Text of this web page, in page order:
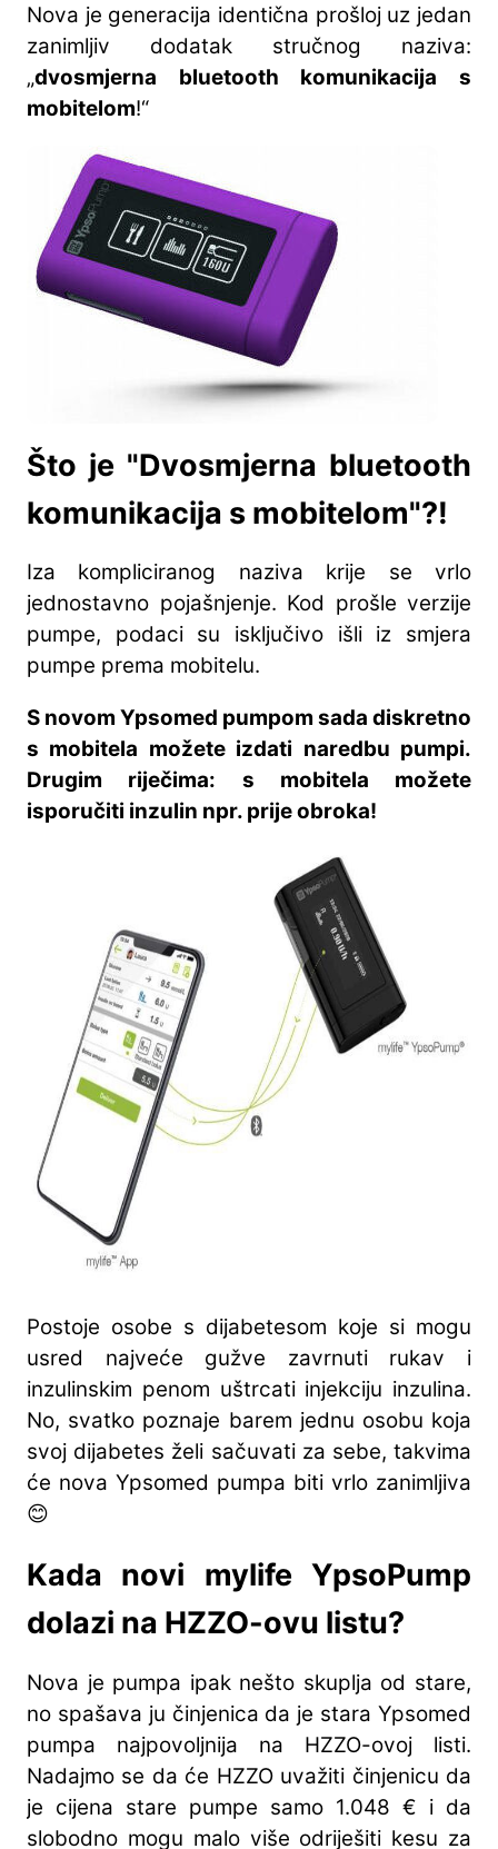
Nova je generacija identična prošloj uz jedan
zanimljiv dodatak stručnog naziva:
„dvosmjerna bluetooth komunikacija s
mobitelom!“
Što je "Dvosmjerna bluetooth
komunikacija s mobitelom"?!
Iza kompliciranog naziva krije se vrlo
jednostavno pojašnjenje. Kod prošle verzije
pumpe, podaci su isključivo išli iz smjera
pumpe prema mobitelu.
S novom Ypsomed pumpom sada diskretno
s mobitela možete izdati naredbu pumpi.
Drugim riječima: s mobitela možete
isporučiti inzulin npr. prije obroka!
Postoje osobe s dijabetesom koje si mogu
usred najveće gužve zavrnuti rukav i
inzulinskim penom uštrcati injekciju inzulina.
No, svatko poznaje barem jednu osobu koja
svoj dijabetes želi sačuvati za sebe, takvima
će nova Ypsomed pumpa biti vrlo zanimljiva
😊
Kada novi mylife YpsoPump
dolazi na HZZO-ovu listu?
Nova je pumpa ipak nešto skuplja od stare,
no spašava ju činjenica da je stara Ypsomed
pumpa najpovoljnija na HZZO-ovoj listi.
Nadajmo se da će HZZO uvažiti činjenicu da
je cijena stare pumpe samo 1.048 € i da
slobodno mogu malo više odriješiti kesu za